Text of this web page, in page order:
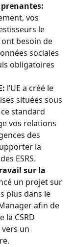
vos
le
besoin de
sociales
obligatoires
l’UE a créé le
situées sous
standard
vos relations
des
la
ESRS.
sur la
un projet sur
plus dans le
afin de
CSRD
un